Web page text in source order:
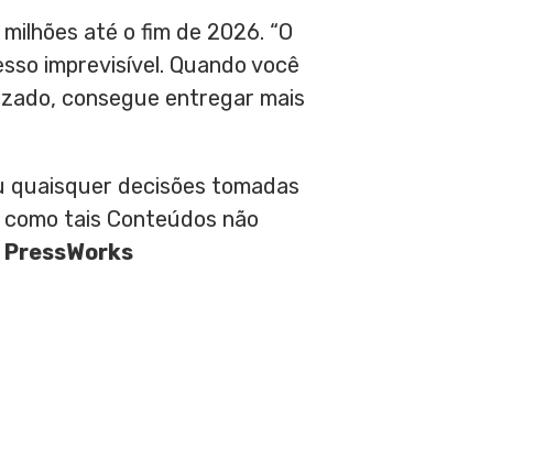
até o fim de 2026. “O
imprevisível. Quando você
consegue entregar mais
quaisquer decisões tomadas
tais Conteúdos não
PressWorks